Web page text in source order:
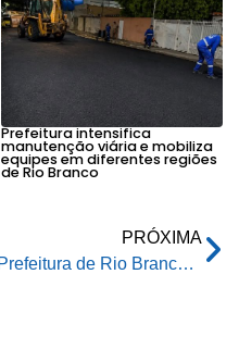
Prefeitura intensifica
manutenção viária e mobiliza
equipes em diferentes regiões
de Rio Branco
PRÓXIMA
Prefeitura de Rio Branco antecipa pagamento dos servidores para esta quarta-feira, 24